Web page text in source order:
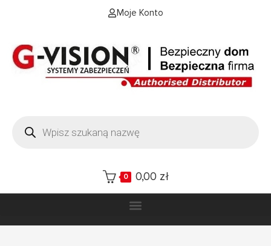
Moje Konto
0 0,00 zł